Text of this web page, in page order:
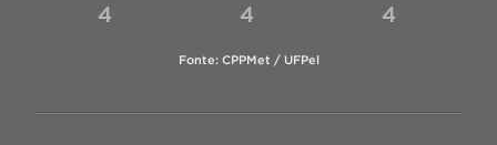
4
4
4
Fonte: CPPMet / UFPel